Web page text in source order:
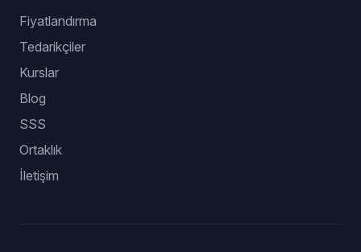
Fiyatlandırma
Tedarikçiler
Kurslar
Blog
SSS
Ortaklık
İletişim